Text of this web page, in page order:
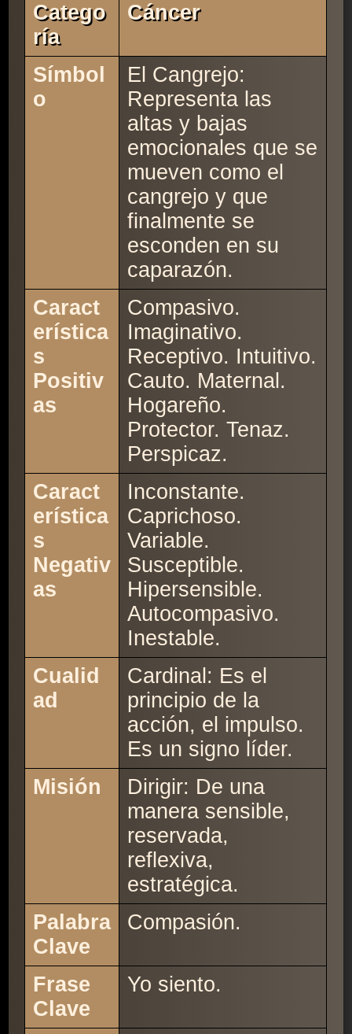
Catego
Ría
Cáncer
Símbol
o
El Cangrejo:
Representa las
altas y bajas
emocionales que se
mueven como el
cangrejo y que
finalmente se
esconden en su
caparazón.
Caract
erística
s
Positiv
as
Compasivo.
Imaginativo.
Receptivo. Intuitivo.
Cauto. Maternal.
Hogareño.
Protector. Tenaz.
Perspicaz.
Caract
erística
s
Negativ
as
Inconstante.
Caprichoso.
Variable.
Susceptible.
Hipersensible.
Autocompasivo.
Inestable.
Cualid
ad
Cardinal: Es el
principio de la
acción, el impulso.
Es un signo líder.
Misión
Dirigir: De una
manera sensible,
reservada,
reflexiva,
estratégica.
Palabra
Clave
Compasión.
Frase
Clave
Yo siento.